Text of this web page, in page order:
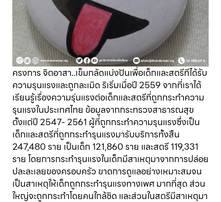
ครงการ จิตอาสา..เข็มกลัดแบ่งปันเพื่อเด็กและสตรีทีได้รับ
ความรุนแรงและถูกละเมิด ริเริ่มเมื่อปี 2559 จากที่เราได้
เรียนรู้เรื่องความรุ่นแรงต่อเด็กและสตรีที่ถูกกระทำความ
รุนแรงในประเทศไทย ข้อมูลจากกระทรวงสาธารณสุข
ตั้งแต่ปี 2547- 2561 ผู้ที่ถูกกระทำความรุนแรงซึ่งเป็น
เด็กและสตรีที่ถูกกระทำรุนแรงมารับบริการทั้งสิ้น
247,480 ราย เป็นเด็ก 121,860 ราย และสตรี 119,331
ราย โดยการกระทำรุนแรงในเด็กมีสาเหตุมาจากการปล่อย
ปละละเลยของครอบครัว ขาดการดูแลอย่างเหมาะสมจน
เป็นสาเหตุให้เด็กถูกกระทำรุนแรงทางเพศ มากที่สุด ส่วน
ใหญ่จะถูกกระทำโดยคนใกล้ชิด และส่วนในสตรีมีสาเหตุมา